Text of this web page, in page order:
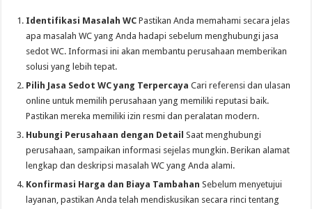
Identifikasi Masalah WC Pastikan Anda memahami secara jelas
apa masalah WC yang Anda hadapi sebelum menghubungi jasa
sedot WC. Informasi ini akan membantu perusahaan memberikan
solusi yang lebih tepat.
Pilih Jasa Sedot WC yang Terpercaya Cari referensi dan ulasan
online untuk memilih perusahaan yang memiliki reputasi baik.
Pastikan mereka memiliki izin resmi dan peralatan modern.
Hubungi Perusahaan dengan Detail Saat menghubungi
perusahaan, sampaikan informasi sejelas mungkin. Berikan alamat
lengkap dan deskripsi masalah WC yang Anda alami.
Konfirmasi Harga dan Biaya Tambahan Sebelum menyetujui
layanan, pastikan Anda telah mendiskusikan secara rinci tentang